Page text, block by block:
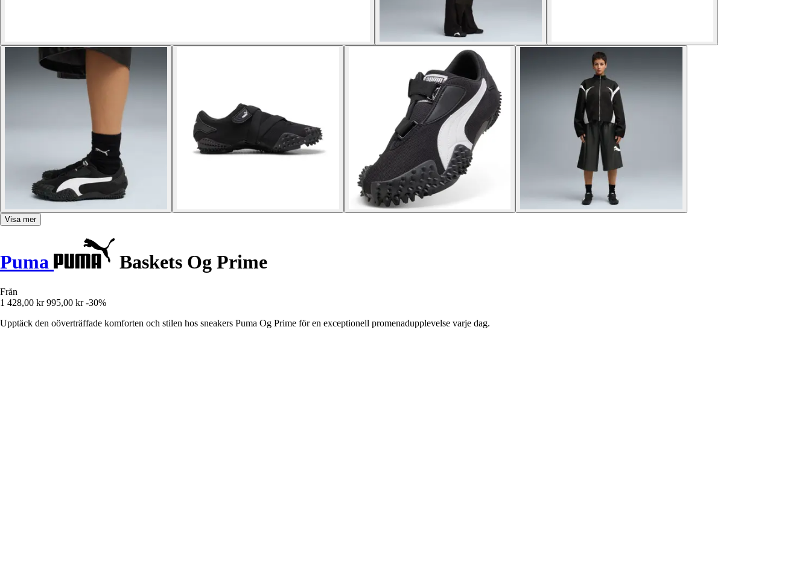
Visa mer
Puma Baskets Og Prime
Från
1 428,00 kr 995,00 kr -30%
Upptäck den oöverträffade komforten och stilen hos sneakers Puma Og Prime för en exceptionell promenadupplevelse varje dag.